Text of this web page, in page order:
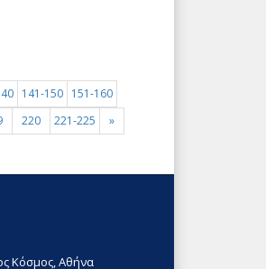
141-150
151-160
220 221-225 »
Κόσμος, Αθήνα